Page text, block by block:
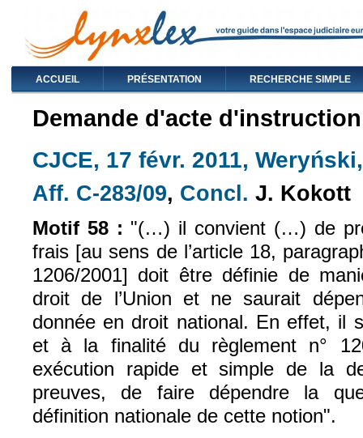
ACCUEIL PRÉSENTATION RECHERCHE SIMPLE
Demande d'acte
CJCE, 17 févr. 2011,
Aff. C-283/09 (le lien est externe)
, Concl. (le lien est
J. Kokott
Motif 58 : "(…) il convient (…) de
frais [au sens de l’article 18,
1206/2001] doit être définie de
droit de l’Union et ne saurait
donnée en droit national. En effet, il
et à la finalité du règlement n°
exécution rapide et simple de la
preuves, de faire dépendre la
définition nationale de cette notion".